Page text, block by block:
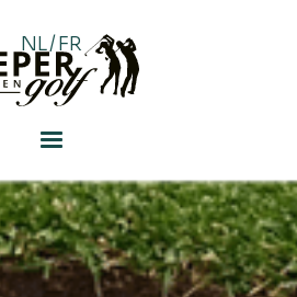
NL/FR